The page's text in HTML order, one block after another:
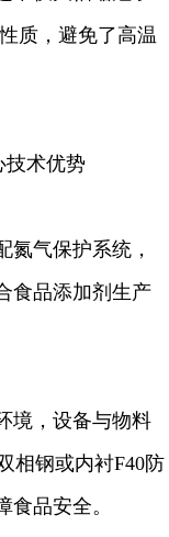
质，避免了高温
技术优势
氮气保护系统，
食品添加剂生产
境，设备与物料
相钢或内衬F40防
品安全。